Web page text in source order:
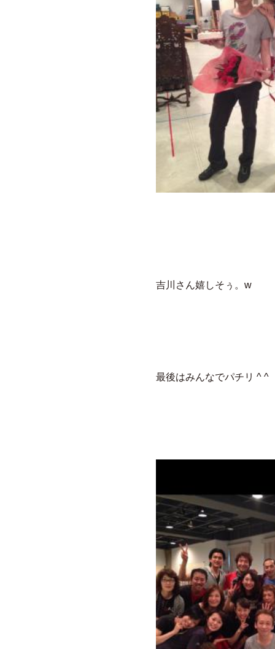
吉川さん嬉しそぅ。w
最後はみんなでパチリ ^ ^